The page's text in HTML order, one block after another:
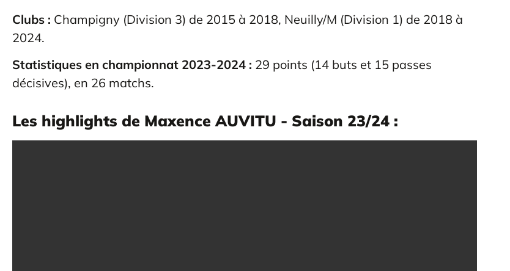
Clubs : Champigny (Division 3) de 2015 à 2018, Neuilly/M (Division 1) de 2018 à
2024.
Statistiques en championnat 2023-2024 : 29 points (14 buts et 15 passes
décisives), en 26 matchs.
Les highlights de Maxence AUVITU - Saison 23/24 :